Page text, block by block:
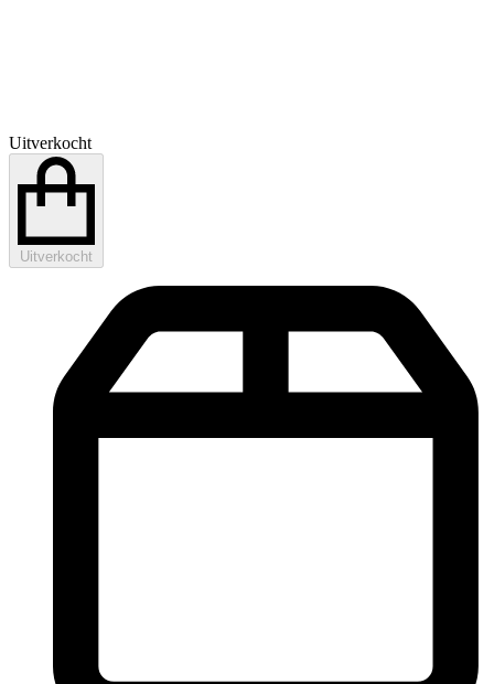
Uitverkocht
Uitverkocht